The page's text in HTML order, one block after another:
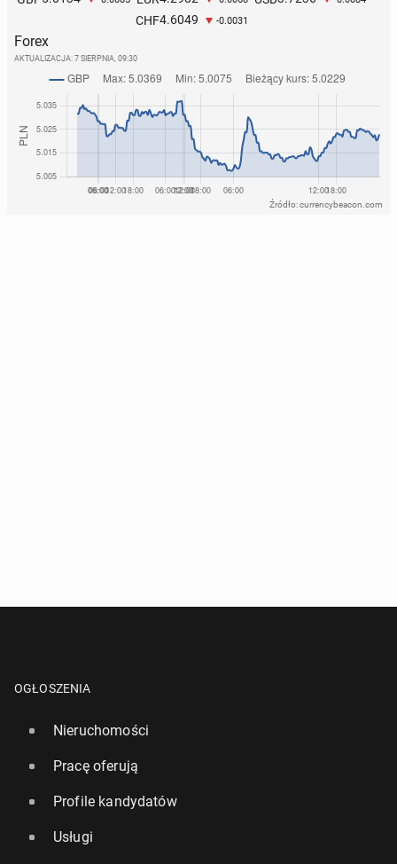
CHF4.6049 -0.0031
Forex
AKTUALIZACJA: 7 SIERPNIA, 09:30
Źródło: currencybeacon.com
OGŁOSZENIA
Nieruchomości
Pracę oferują
Profile kandydatów
Usługi